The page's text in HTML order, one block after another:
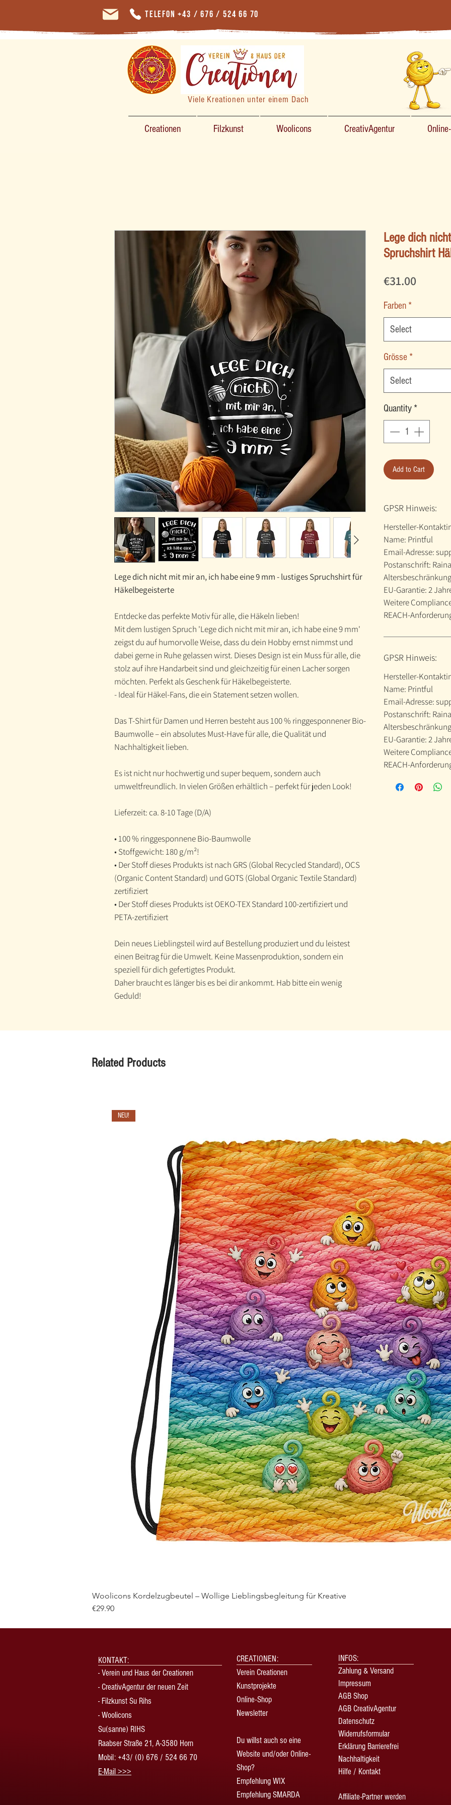
Telefon +43 / 676 / 524 66 70
Viele Kreationen unter einem Dach
Creationen Filzkunst Woolicons CreativAgentur
Lege dich nicht mit mir an, ich habe eine 9 mm - lustiges Spruchshirt für
Häkelbegeisterte
Entdecke das perfekte Motiv für alle, die Häkeln lieben!
Mit dem lustigen Spruch 'Lege dich nicht mit mir an, ich habe eine 9 mm'
zeigst du auf humorvolle Weise, dass du dein Hobby ernst nimmst und
dabei gerne in Ruhe gelassen wirst. Dieses Design ist ein Muss für alle, die
stolz auf ihre Handarbeit sind und gleichzeitig für einen Lacher sorgen
möchten. Perfekt als Geschenk für Häkelbegeisterte.
- Ideal für Häkel-Fans, die ein Statement setzen wollen.
Das T-Shirt für Damen und Herren besteht aus 100 % ringgesponnener Bio-
Baumwolle – ein absolutes Must-Have für alle, die Qualität und
Nachhaltigkeit lieben.
Es ist nicht nur hochwertig und super bequem, sondern auch
umweltfreundlich. In vielen Größen erhältlich – perfekt für jeden Look!
Lieferzeit: ca. 8-10 Tage (D/A)
• 100 % ringgesponnene Bio-Baumwolle
• Stoffgewicht: 180 g/m²!
• Der Stoff dieses Produkts ist nach GRS (Global Recycled Standard), OCS
(Organic Content Standard) und GOTS (Global Organic Textile Standard)
zertifiziert
• Der Stoff dieses Produkts ist OEKO-TEX Standard 100-zertifiziert und
PETA-zertifiziert
Dein neues Lieblingsteil wird auf Bestellung produziert und du leistest
einen Beitrag für die Umwelt. Keine Massenproduktion, sondern ein
speziell für dich gefertigtes Produkt.
Daher braucht es länger bis es bei dir ankommt. Hab bitte ein wenig
Geduld!
Lege dich
Spruchshirt
€31.00
Farben *
Select
Grösse *
Select
Quantity *
Add to Cart
GPSR Hinweis:
Hersteller-
Name: Printful
Email-Adresse:
Postanschrift:
EU-Garantie: 2
Weitere
REACH-
GPSR Hinweis:
Hersteller-
Name: Printful
Email-Adresse:
Postanschrift:
EU-Garantie: 2
Weitere
REACH-
Related Products
Quick View
NEU!
Woolicons Kordelzugbeutel – Wollige Lieblingsbegleitung für Kreative
Price
€29.90
KONTAKT:
- Verein und Haus der Creationen
- CreativAgentur der neuen Zeit
- Filzkunst Su Rihs
- Woolicons
Su(sanne) RIHS
Raabser Straße 21, A-3580 Horn
Mobil: +43/ (0) 676 / 524 66 70
​E-Mail >>>
CREATIONEN:
Verein Creationen
Kunstprojekte
Online-Shop
Newsletter
Du willst auch so eine
Website und/oder Online-
Shop?
Empfehlung WIX
Empfehlung SMARDA
INFOS:
Zahlung & Versand
Impressum
AGB Shop
AGB CreativAgentur
Datenschutz
Widerrufsformular
Erklärung Barrierefrei
Nachhaltigkeit
Hilfe / Kontakt
Affiliate-Partner werden